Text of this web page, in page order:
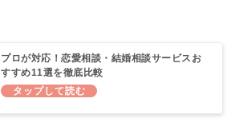
プロが対応！恋愛相談・結婚相談サービスお
すすめ11選を徹底比較